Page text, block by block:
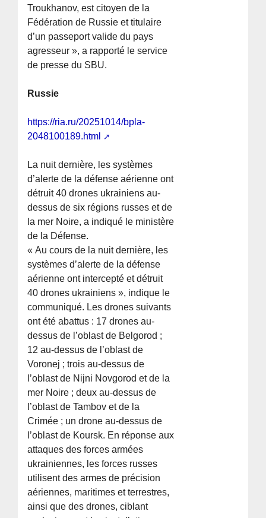
Troukhanov, est citoyen de la
Fédération de Russie et titulaire
d’un passeport valide du pays
agresseur », a rapporté le service
de presse du SBU.
Russie
https://ria.ru/20251014/bpla-
2048100189.html
La nuit dernière, les systèmes
d’alerte de la défense aérienne ont
détruit 40 drones ukrainiens au-
dessus de six régions russes et de
la mer Noire, a indiqué le ministère
de la Défense.
« Au cours de la nuit dernière, les
systèmes d’alerte de la défense
aérienne ont intercepté et détruit
40 drones ukrainiens », indique le
communiqué. Les drones suivants
ont été abattus : 17 drones au-
dessus de l’oblast de Belgorod ;
12 au-dessus de l’oblast de
Voronej ; trois au-dessus de
l’oblast de Nijni Novgorod et de la
mer Noire ; deux au-dessus de
l’oblast de Tambov et de la
Crimée ; un drone au-dessus de
l’oblast de Koursk. En réponse aux
attaques des forces armées
ukrainiennes, les forces russes
utilisent des armes de précision
aériennes, maritimes et terrestres,
ainsi que des drones, ciblant